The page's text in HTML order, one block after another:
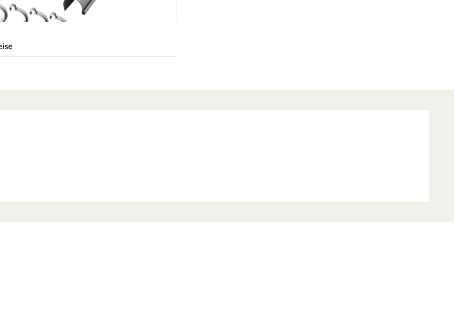
Weder die UV-Strahlung von Sonnenlicht noch
der Kunststoff sogar durch Eis nicht angegriffen.